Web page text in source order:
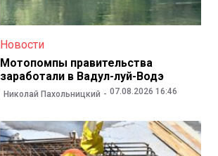
Новости
Мотопомпы правительства
заработали в Вадул-луй-Водэ
Николай Пахольницкий 07.08.2026 16:46